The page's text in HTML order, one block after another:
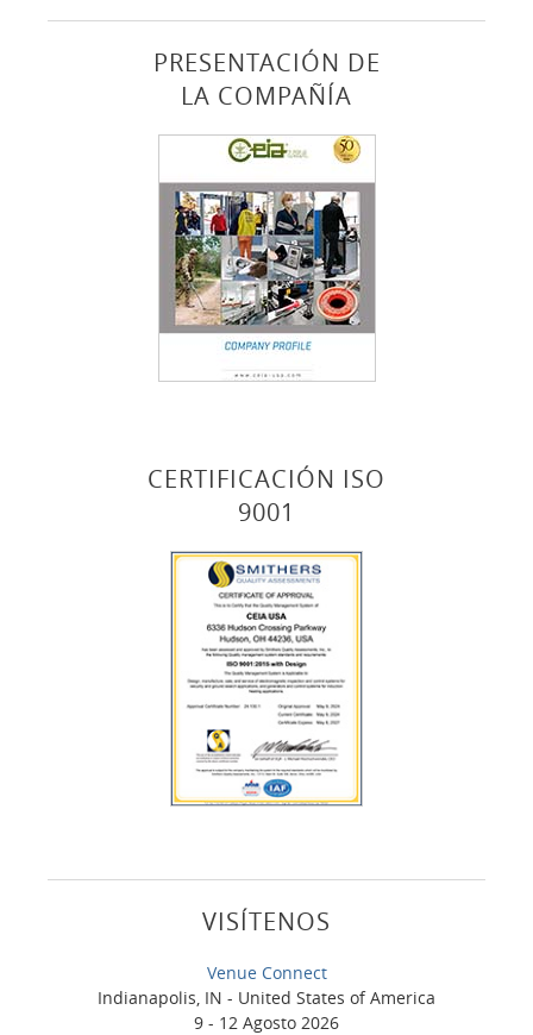
PRESENTACIÓN DE
LA COMPAÑÍA
CERTIFICACIÓN ISO
9001
VISÍTENOS
Venue Connect
Indianapolis, IN - United States of America
9 - 12 Agosto 2026